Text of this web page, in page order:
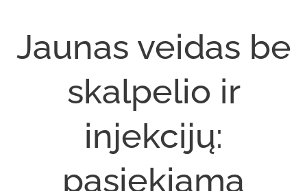
Jaunas veidas be
skalpelio ir
injekcijų:
pasiekiama